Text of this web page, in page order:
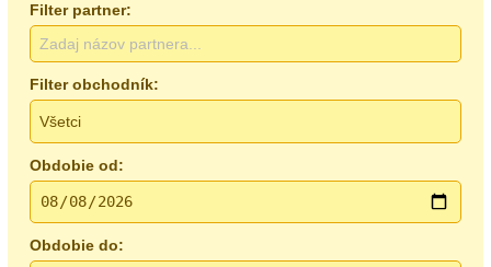
Filter partner:
Filter obchodník:
Obdobie od:
Obdobie do: